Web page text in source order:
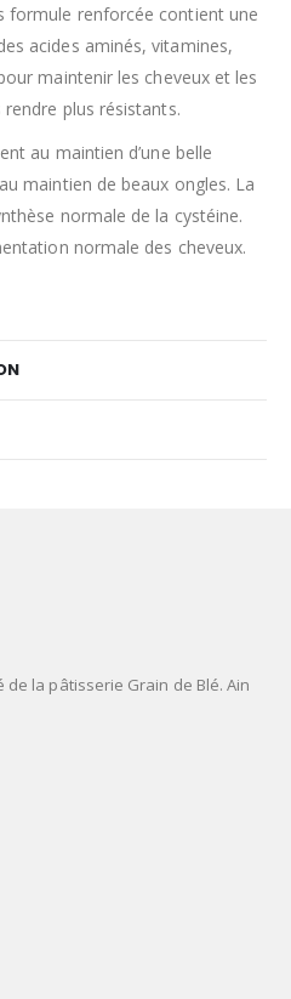
formule renforcée contient une
acides aminés, vitamines,
maintenir les cheveux et les
plus résistants.
au maintien d’une belle
maintien de beaux ongles. La
normale de la cystéine.
normale des cheveux.
de la pâtisserie Grain de Blé. Ain